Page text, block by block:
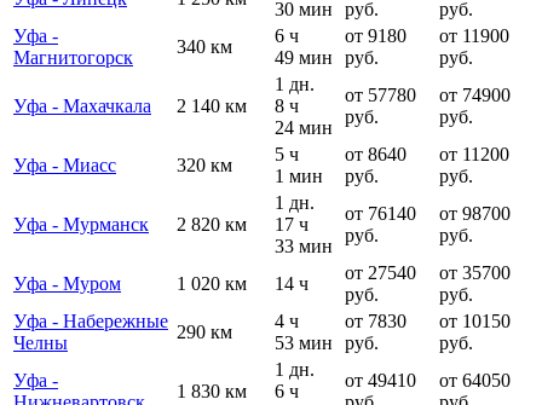
30 мин
руб.
руб.
Уфа -
Магнитогорск
340 км
6 ч
49 мин
от 9180
руб.
от 11900
руб.
Уфа - Махачкала 2 140 км
1 дн.
8 ч
24 мин
от 57780
руб.
от 74900
руб.
Уфа - Миасс 320 км
5 ч
1 мин
от 8640
руб.
от 11200
руб.
Уфа - Мурманск 2 820 км
1 дн.
17 ч
33 мин
от 76140
руб.
от 98700
руб.
Уфа - Муром 1 020 км 14 ч
от 27540
руб.
от 35700
руб.
Уфа - Набережные
Челны
290 км
4 ч
53 мин
от 7830
руб.
от 10150
руб.
Уфа -
1 830 км
1 дн.
6 ч
от 49410
от 64050